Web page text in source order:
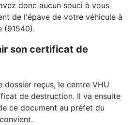
donc aucun souci à vous
de l'épave de votre véhicule à
(91540).
son certificat de
dossier reçus, le centre VHU
de destruction. Il va ensuite
ce document au préfet du